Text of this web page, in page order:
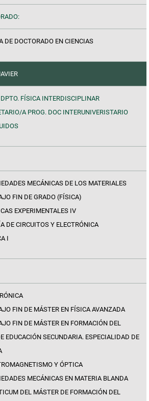
DE DOCTORADO EN CIENCIAS
FÍSICA INTERDISCIPLINAR
A PROG. DOC INTERUNIVERISTARIO
MECÁNICAS DE LOS MATERIALES
FIN DE GRADO (FÍSICA)
EXPERIMENTALES IV
DE CIRCUITOS Y ELECTRÓNICA
I
FIN DE MÁSTER EN FÍSICA AVANZADA
FIN DE MÁSTER EN FORMACIÓN DEL
EDUCACIÓN SECUNDARIA. ESPECIALIDAD DE
Y ÓPTICA
MECÁNICAS EN MATERIA BLANDA
DEL MÁSTER DE FORMACIÓN DEL